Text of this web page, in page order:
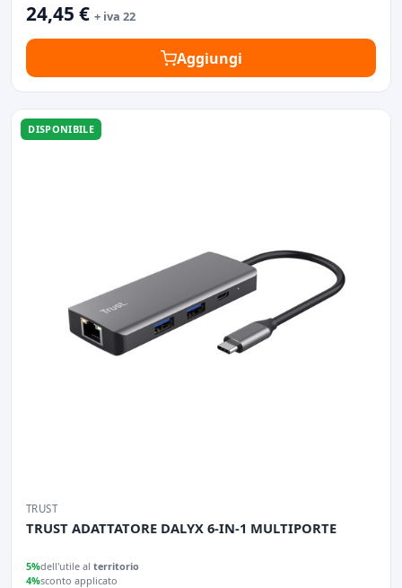
24,45 € + iva 22
Aggiungi
DISPONIBILE
TRUST
TRUST ADATTATORE DALYX 6-IN-1 MULTIPORTE
5%dell'utile al territorio
4%sconto applicato